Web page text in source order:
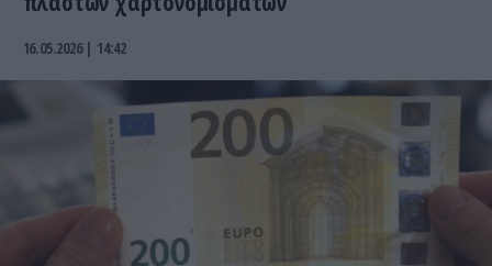
16.05.2026 | 14:42